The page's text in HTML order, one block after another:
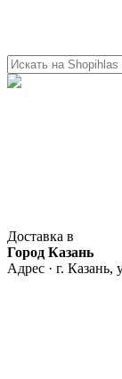
Доставка в
Город Казань
Адрес · г.